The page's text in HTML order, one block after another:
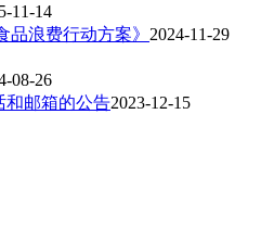
11-14
浪费行动方案》 2024-11-29
08-26
和邮箱的公告2023-12-15